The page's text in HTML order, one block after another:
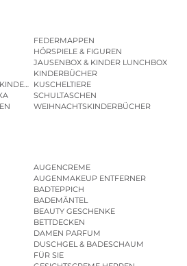
FEDERMAPPEN
HÖRSPIELE & FIGUREN
JAUSENBOX & KINDER LUNCHBOX
KINDERBÜCHER
| KINDERGARTENBEUTEL
KUSCHELTIERE
SCHULTASCHEN
WEIHNACHTSKINDERBÜCHER
AUGENCREME
AUGENMAKEUP ENTFERNER
BADTEPPICH
BADEMÄNTEL
BEAUTY GESCHENKE
BETTDECKEN
DAMEN PARFUM
DUSCHGEL & BADESCHAUM
FÜR SIE